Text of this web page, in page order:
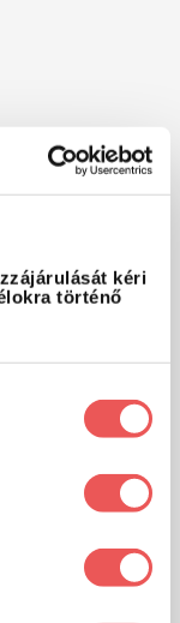
kéri
történő